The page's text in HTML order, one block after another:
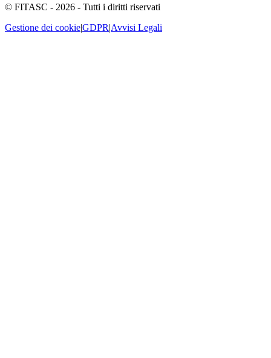
© FITASC - 2026 - Tutti i diritti riservati
Gestione dei cookie|GDPR|Avvisi Legali